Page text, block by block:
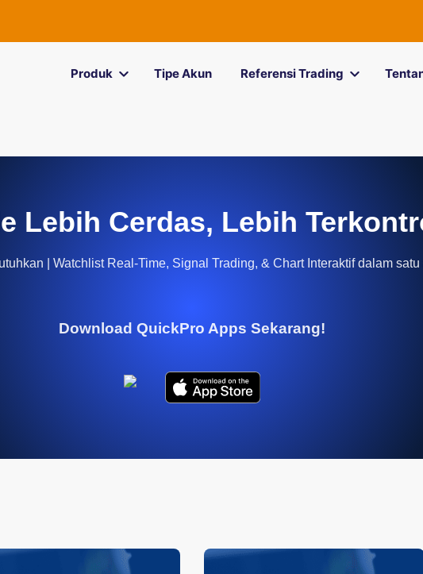
Produk Tipe Akun Referensi Trading
Lebih Cerdas, Lebih
| Watchlist Real-Time, Signal Trading, & Chart Interaktif dalam
Download QuickPro Apps Sekarang!